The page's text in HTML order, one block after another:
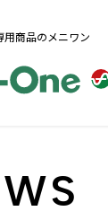
用商品のメニワン